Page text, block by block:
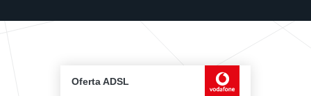
Oferta ADSL